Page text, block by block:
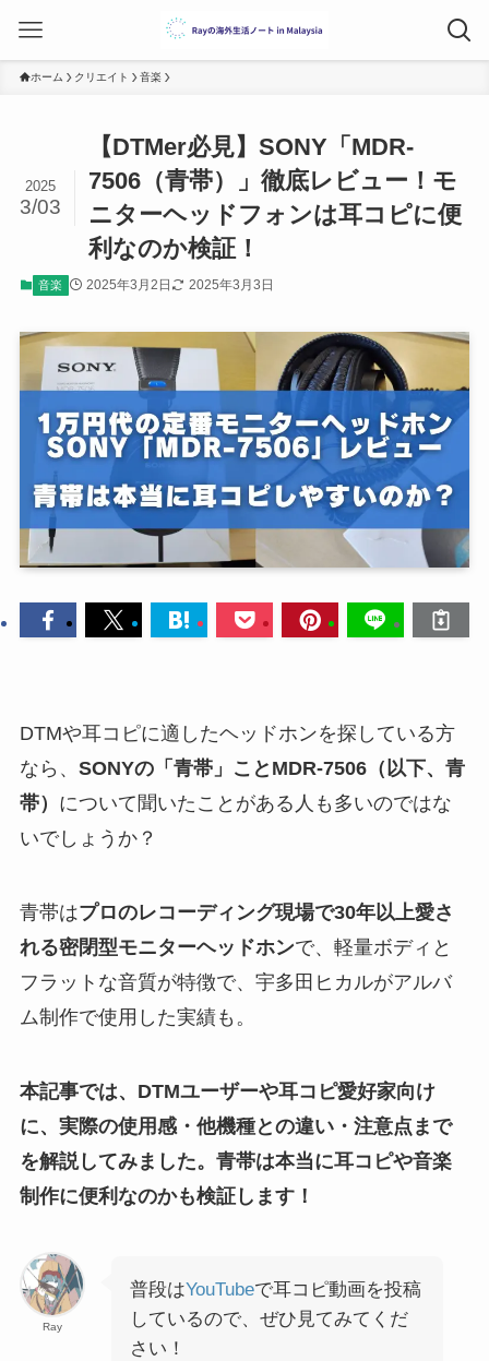
ホーム クリエイト 音楽
【DTMer必見】SONY「MDR-
7506（青帯）」徹底レビュー！モ
ニターヘッドフォンは耳コピに便
利なのか検証！
2025
3/03
音楽 2025年3月2日 2025年3月3日
DTMや耳コピに適したヘッドホンを探している方
なら、 SONYの「青帯」ことMDR-7506（以下、青
帯） について聞いたことがある人も多いのではな
いでしょうか？
青帯はプロのレコーディング現場で30年以上愛さ
れる密閉型モニターヘッドホンで、軽量ボディと
フラットな音質が特徴で、宇多田ヒカルがアルバ
ム制作で使用した実績も。
本記事では、DTMユーザーや耳コピ愛好家向け
に、実際の使用感・他機種との違い・注意点まで
を解説してみました。青帯は本当に耳コピや音楽
制作に便利なのかも検証します！
Ray
普段はYouTubeで耳コピ動画を投稿
しているので、ぜひ見てみてくだ
さい！